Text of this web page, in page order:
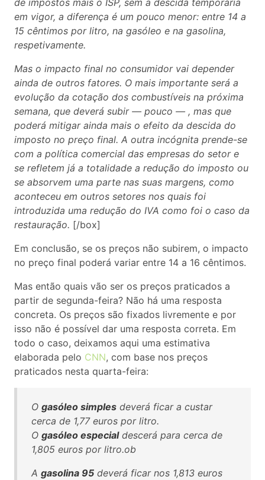
de impostos mais o ISP, sem a descida temporária
em vigor, a diferença é um pouco menor: entre 14 a
15 cêntimos por litro, na gasóleo e na gasolina,
respetivamente.
Mas o impacto final no consumidor vai depender
ainda de outros fatores. O mais importante será a
evolução da cotação dos combustíveis na próxima
semana, que deverá subir — pouco — , mas que
poderá mitigar ainda mais o efeito da descida do
imposto no preço final. A outra incógnita prende-se
com a política comercial das empresas do setor e
se refletem já a totalidade a redução do imposto ou
se absorvem uma parte nas suas margens, como
aconteceu em outros setores nos quais foi
introduzida uma redução do IVA como foi o caso da
restauração. [/box]
Em conclusão, se os preços não subirem, o impacto
no preço final poderá variar entre 14 a 16 cêntimos.
Mas então quais vão ser os preços praticados a
partir de segunda-feira? Não há uma resposta
concreta. Os preços são fixados livremente e por
isso não é possível dar uma resposta correta. Em
todo o caso, deixamos aqui uma estimativa
elaborada pelo CNN, com base nos preços
praticados nesta quarta-feira:
O gasóleo simples deverá ficar a custar
cerca de 1,77 euros por litro.
O gasóleo especialdescerá para cerca de
1,805 euros por litro.ob
A gasolina 95 deverá ficar nos 1,813 euros